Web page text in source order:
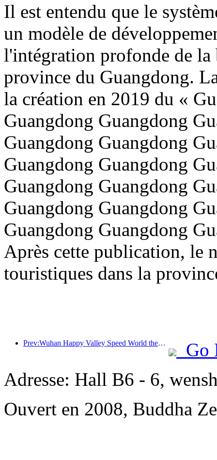
Il est entendu que le
un modèle de
l'intégration profonde de
province du Guangdong.
la création en 2019 du «
Guangdong Guangdong
Guangdong Guangdong
Guangdong Guangdong
Guangdong Guangdong
Guangdong Guangdong
Guangdong Guangdong
Après cette publication, le
touristiques dans la
Prev:Wuhan Happy Valley Speed World theme zone ouvrira ses portes le 29 avril
Go
Adresse: Hall B6 - 6,
Ouvert en 2008, Buddha